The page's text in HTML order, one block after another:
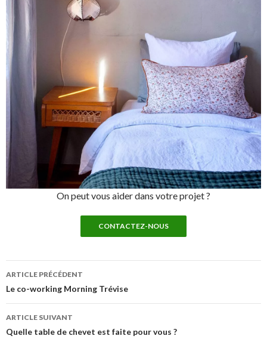
On peut vous aider dans votre projet ?
CONTACTEZ-NOUS
Navigation
de
l’article
ARTICLE PRÉCÉDENT
Le co-working Morning Trévise
ARTICLE SUIVANT
Quelle table de chevet est faite pour vous ?